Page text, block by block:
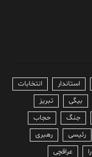
استاندار
انتخابات
بیگی
تبریز
جنگ
حجاب
رئیسی
رهبری
عراقچی